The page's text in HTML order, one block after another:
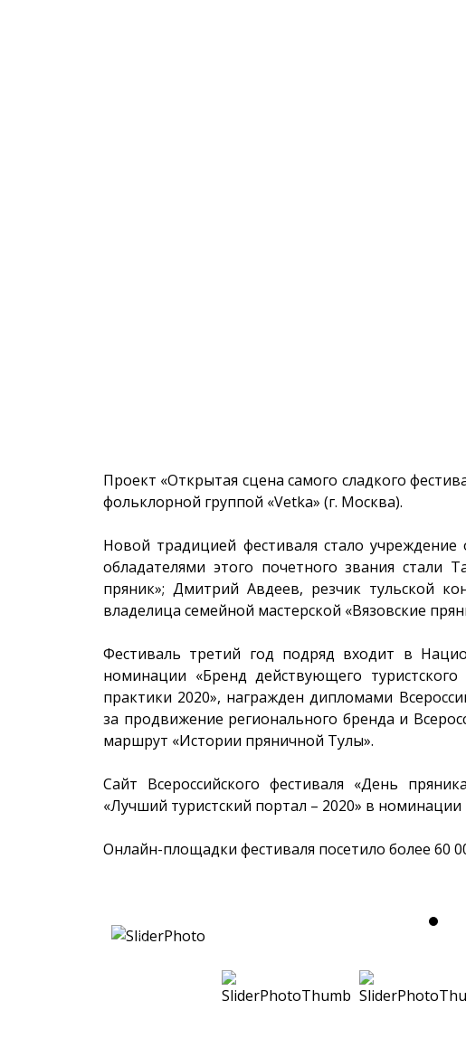
Проект «Открытая сцена самого сладкого
фольклорной группой «Vetka» (г. Москва).
Новой традицией фестиваля стало
обладателями этого почетного звания стали
пряник»; Дмитрий Авдеев, резчик тульской
владелица семейной мастерской «Вязовские
Фестиваль третий год подряд входит в
номинации «Бренд действующего
практики 2020», награжден дипломами
за продвижение регионального бренда и
маршрут «Истории пряничной Тулы».
Сайт Всероссийского фестиваля «День
«Лучший туристский портал – 2020» в
Онлайн-площадки фестиваля посетило более 60